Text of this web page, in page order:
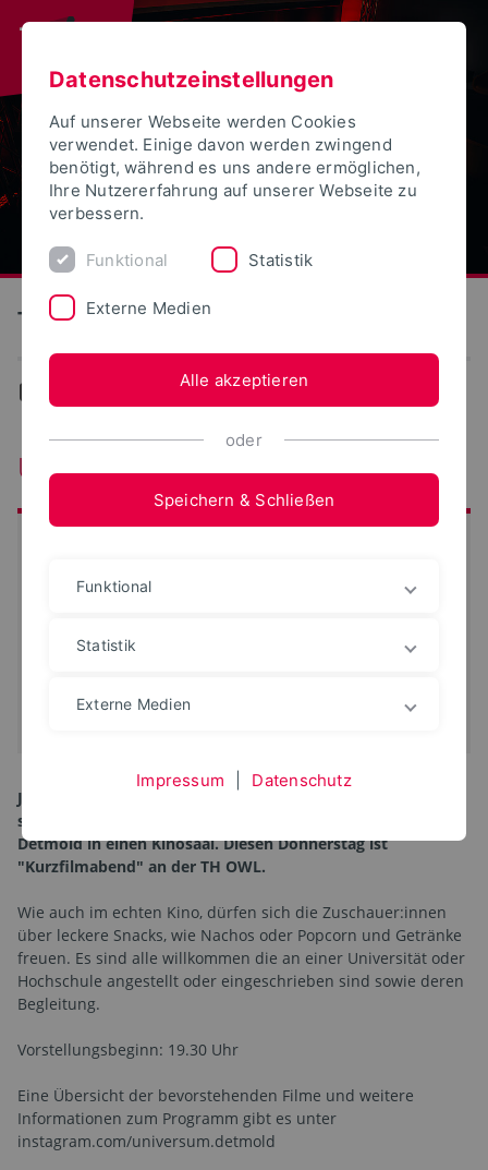
Technische Hochschule Ostwestfalen-Lippe
Unikino - UniVersum Detmold
Datum:
Jeden Donnerstag (und an ein paar Dienstagen) verwandelt
sich der Hörsaal des Fachbereichs Medienproduktion in
Detmold in einen Kinosaal. Diesen Donnerstag ist
"Kurzfilmabend" an der TH OWL.
Wie auch im echten Kino, dürfen sich die Zuschauer:innen
über leckere Snacks, wie Nachos oder Popcorn und Getränke
freuen. Es sind alle willkommen die an einer Universität oder
Hochschule angestellt oder eingeschrieben sind sowie deren
Begleitung.
Vorstellungsbeginn: 19.30 Uhr
Eine Übersicht der bevorstehenden Filme und weitere
Informationen zum Programm gibt es unter
instagram.com/universum.detmold
Datenschutzeinstellungen
Auf unserer Webseite werden Cookies
verwendet. Einige davon werden zwingend
benötigt, während es uns andere ermöglichen,
Ihre Nutzererfahrung auf unserer Webseite zu
verbessern.
Funktional Statistik
Externe Medien
Alle akzeptieren
oder
Speichern & Schließen
Funktional
Statistik
Externe Medien
Impressum Datenschutz